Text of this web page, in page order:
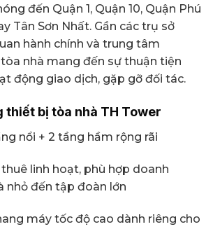
đến Quận 1, Quận 10, Quận Phú
Tân Sơn Nhất. Gần các trụ sở
hành chính và trung tâm
nhà mang đến sự thuận tiện
động giao dịch, gặp gỡ đối tác.
thiết bị tòa nhà TH Tower
nổi + 2 tầng hầm rộng rãi
linh hoạt, phù hợp doanh
nhỏ đến tập đoàn lớn
máy tốc độ cao dành riêng cho